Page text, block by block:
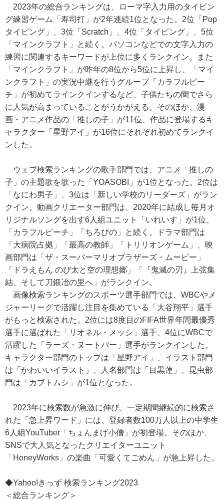
2023年の総合ランキングは、ローマ字入力用のタイピン
グ練習ゲーム「寿司打」が2年連続1位となった。2位「Pop
タイピング」、3位「Scratch」、4位「タイピング」、5位
「マインクラフト」と続く。パソコンなどでの文字入力の
練習に関連するキーワードが上位に多くランクイン。また
「マインクラフト」が昨年の8位から5位に上昇し、「マイ
ンクラフト」の実況中継を行うグループ「カラフルピー
チ」が初めてラインクインするなど、子供たちの間でさら
に人気が高まっていることがうかがえる。そのほか、漫
画・アニメ作品の「推しの子」が11位、作品に登場するキ
ャラクター「星野アイ」が16位にそれぞれ初めてランクイ
ンした。
ウェブ検索ランキングの歌手部門では、アニメ「推しの
子」の主題歌を歌った「YOASOBI」が1位となった。2位は
「なにわ男子」、3位は「新しい学校のリーダーズ」がラン
クイン。動画クリエーター部門は、2020年に結成し毎月オ
リジナルソングを出す6人組ユニット「いれいす」が1位、
「カラフルピーチ」「ちろぴの」と続く。ドラマ部門は
「大病院占拠」「最高の教師」「トリリオンゲーム」、映
画部門は「ザ・スーパーマリオブラザーズ・ムービー」
「ドラえもん のび太と空の理想郷」「『鬼滅の刃』上弦集
結、そして刀鍛冶の里へ」がランクイン。
画像検索ランキングのスポーツ選手部門では、WBCやメ
ジャーリーグで活躍し注目を集めている「大谷翔平」選手
がもっと検索された。2位には8度目のFIFA世界年間最優秀
選手に選ばれた「リオネル・メッシ」選手、4位にWBCで
活躍した「ラーズ・ヌートバー」選手がランクインした。
キャラクター部門のトップは「星野アイ」、イラスト部門
は「かわいいイラスト」、人名部門は「目黒蓮」、昆虫部
門は「カブトムシ」が1位となった。
2023年に検索数が急激に伸び、一定期間継続的に検索さ
れた「急上昇ワード」には、登録者数100万人以上の中学生
6人組YouTuber「ちょんまげ小僧」が初登場。そのほか、
SNSで大人気となったクリエイターユニット
「HoneyWorks」の楽曲「可愛くてごめん」が急上昇した。
◆Yahoo!きっず 検索ランキング2023
＜総合ランキング＞